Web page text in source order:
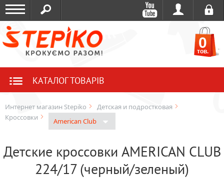
0
тов.
КАТАЛОГ ТОВАРІВ
Интернет магазин Stepiko
Детская и подростковая
Кроссовки
American Club
Детские кроссовки AMERICAN CLUB
224/17 (черный/зеленый)